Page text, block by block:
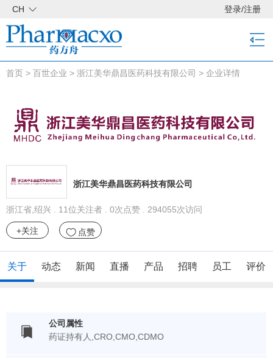
CH 登录/注册
首页 > 百世企业 > 浙江美华鼎昌医药科技有限公司 > 企业详情
浙江美华鼎昌医药科技有限公司
浙江省,绍兴 . 11位关注者 . 0次点赞 . 294055次访问
+关注 点赞
关于 动态 新闻 直播 产品 招聘 员工 评价
公司属性
药证持有人,CRO,CMO,CDMO